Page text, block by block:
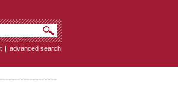
| advanced search